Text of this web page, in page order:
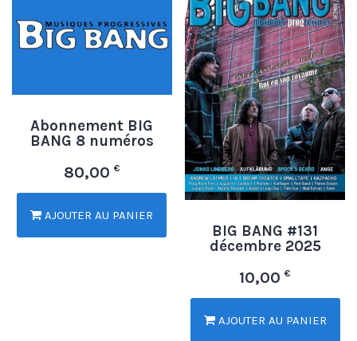
Abonnement BIG
BANG 8 numéros
80,00 €
AJOUTER AU PANIER
BIG BANG #131
décembre 2025
10,00€
AJOUTER AU PANIER